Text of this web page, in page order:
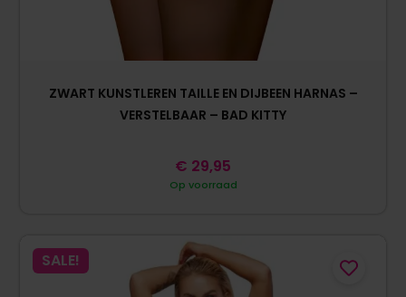
ZWART KUNSTLEREN TAILLE EN DIJBEEN HARNAS –
VERSTELBAAR – BAD KITTY
Op voorraad
€ 29,95
SALE!